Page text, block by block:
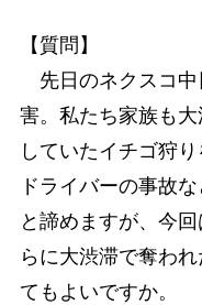
【質問】
先日のネクスコ中
害。私たち家族も
していたイチゴ狩
ドライバーの事故
と諦めますが、今
らに大渋滞で奪わ
てもよいですか。